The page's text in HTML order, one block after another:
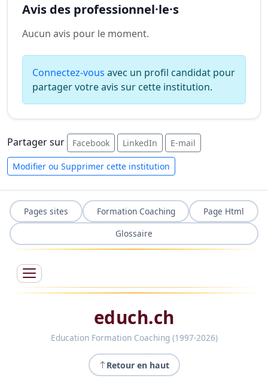
Avis des professionnel·le·s
Aucun avis pour le moment.
Connectez-vous avec un profil candidat pour
partager votre avis sur cette institution.
Partager sur Facebook LinkedIn E-mail
Modifier ou Supprimer cette institution
Pages sites Formation Coaching
Page Html
Glossaire
educh.ch
Education Formation Coaching (1997-2026)
Retour en haut